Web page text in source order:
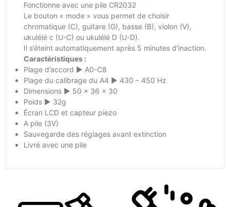
Fonctionne avec une pile CR2032
Le bouton « mode » vous permet de choisir
chromatique (C), guitare (G), basse (B), violon (V),
ukulélé c (U-C) ou ukulélé D (U-D).
Il s’éteint automatiquement après 5 minutes d’inaction.
Caractéristiques :
Plage d’accord ► A0-C8
Plage du calibrage du A4 ► 430 – 450 Hz
Dimensions ► 50 x 36 x 30
Poids ► 32g
Écran LCD et capteur piezo
A pile (3V)
Sauvegarde des réglages avant extinction
Livré avec une pile